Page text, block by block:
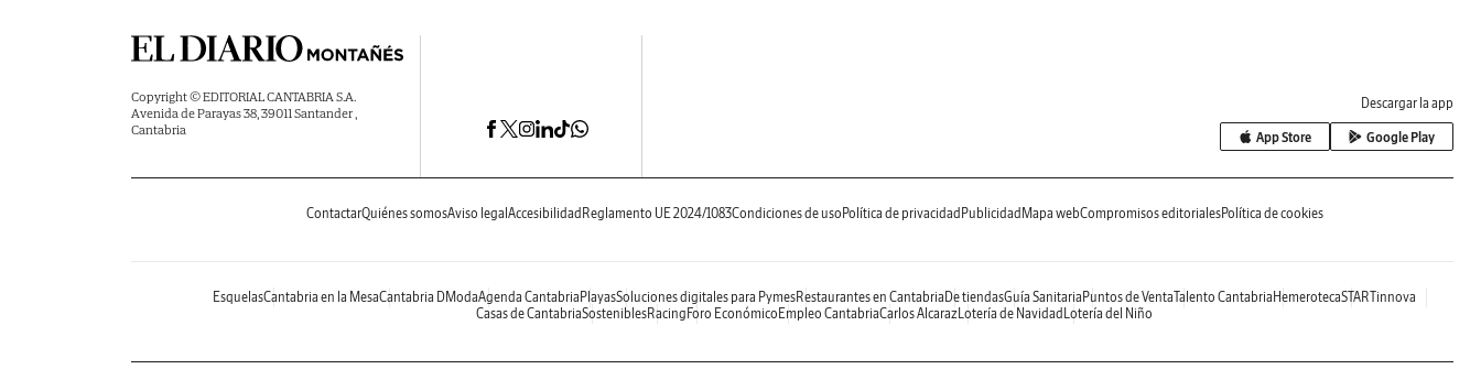
Copyright © EDITORIAL CANTABRIA S.A.
Avenida de Parayas 38, 39011 Santander ,
Cantabria
Descargar la app
App Store Google Play
ContactarQuiénes somosAviso legal Accesibilidad Reglamento UE 2024/1083Condiciones de uso Política de privacidad Publicidad Mapa webCompromisos editorialesPolítica de cookies
EsquelasCantabria en la MesaCantabria DModaAgenda Cantabria PlayasSoluciones digitales para PymesRestaurantes en Cantabria De tiendasGuía Sanitaria Puntos de VentaTalento Cantabria HemerotecaSTARTinnova
Casas de CantabriaSosteniblesRacing Foro Económico Empleo CantabriaCarlos AlcarazLotería de Navidad Lotería del Niño